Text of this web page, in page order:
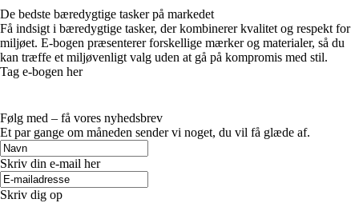
De bedste bæredygtige tasker på markedet
Få indsigt i bæredygtige tasker, der kombinerer kvalitet og respekt for
miljøet. E-bogen præsenterer forskellige mærker og materialer, så du
kan træffe et miljøvenligt valg uden at gå på kompromis med stil.
Tag e-bogen her
Følg med – få vores nyhedsbrev
Et par gange om måneden sender vi noget, du vil få glæde af.
Skriv din e-mail her
Skriv dig op